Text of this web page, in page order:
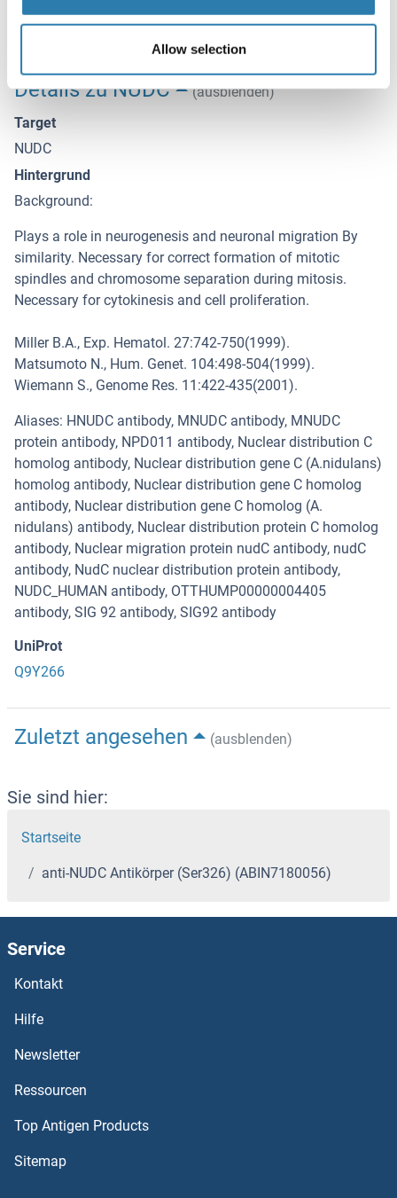
Allow selection
Upon receipt, store at -20°C or -80°C. Avoid repeated freeze.
Details zu NUDC
(ausblenden)
Target
NUDC
Hintergrund
Background:
Plays a role in neurogenesis and neuronal migration By
similarity. Necessary for correct formation of mitotic
spindles and chromosome separation during mitosis.
Necessary for cytokinesis and cell proliferation.
Miller B.A., Exp. Hematol. 27:742-750(1999).
Matsumoto N., Hum. Genet. 104:498-504(1999).
Wiemann S., Genome Res. 11:422-435(2001).
Aliases: HNUDC antibody, MNUDC antibody, MNUDC
protein antibody, NPD011 antibody, Nuclear distribution C
homolog antibody, Nuclear distribution gene C (A.nidulans)
homolog antibody, Nuclear distribution gene C homolog
antibody, Nuclear distribution gene C homolog (A.
nidulans) antibody, Nuclear distribution protein C homolog
antibody, Nuclear migration protein nudC antibody, nudC
antibody, NudC nuclear distribution protein antibody,
NUDC_HUMAN antibody, OTTHUMP00000004405
antibody, SIG 92 antibody, SIG92 antibody
UniProt
Q9Y266
Zuletzt angesehen (ausblenden)
Sie sind hier:
Startseite
anti-NUDC Antikörper (Ser326) (ABIN7180056)
Service
Kontakt
Hilfe
Newsletter
Ressourcen
Top Antigen Products
Sitemap